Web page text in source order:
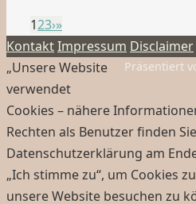
123›»
KontaktImpressum Disclaimer
Präsentiert
„Unsere Website
verwendet
Cookies – nähere
Rechten als Benutzer finden
Datenschutzerklärung am
„Ich stimme zu“, um Cookies
unsere Website besuchen zu